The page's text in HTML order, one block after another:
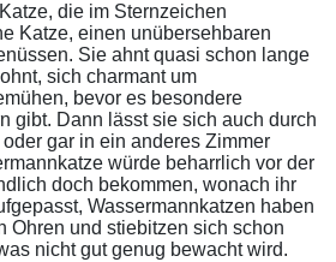
die im Sternzeichen
Katze, einen unübersehbaren
Sie ahnt quasi schon lange
sich charmant um
bevor es besondere
gibt. Dann lässt sie sich auch durch
gar in ein anderes Zimmer
würde beharrlich vor der
doch bekommen, wonach ihr
Wassermannkatzen haben
Ohren und stiebitzen sich schon
nicht gut genug bewacht wird.